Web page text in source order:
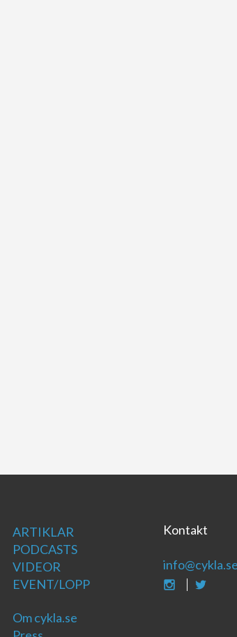
ARTIKLAR
PODCASTS
VIDEOR
EVENT/LOPP
Om cykla.se
Kontakt
info@cykla.se